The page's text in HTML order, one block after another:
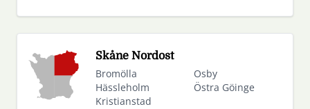
Skåne Nordost
Bromölla
Hässleholm
Kristianstad
Osby
Östra Göinge